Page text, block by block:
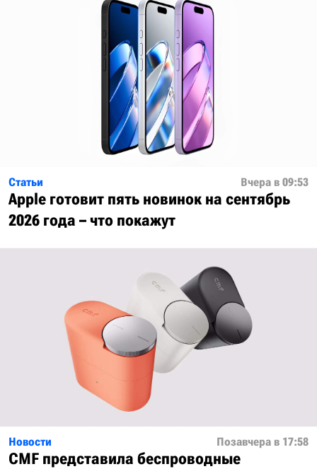
Статьи Вчера в 09:53
Apple готовит пять новинок на сентябрь
2026 года – что покажут
Новости Позавчера в 17:58
CMF представила беспроводные